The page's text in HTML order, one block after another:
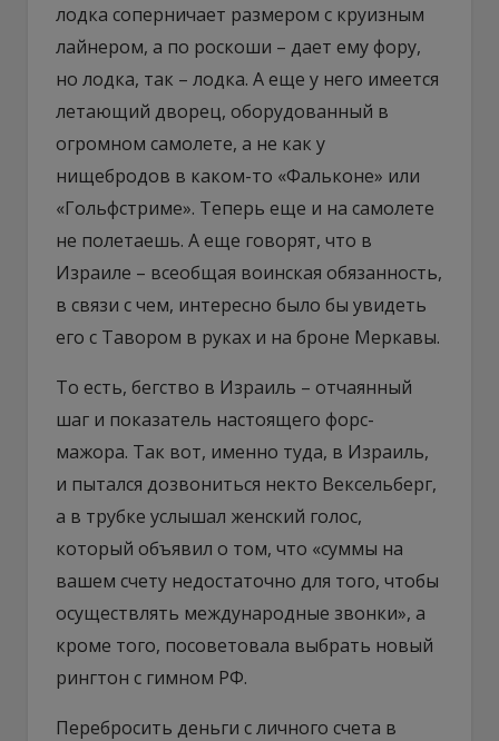
лодка соперничает размером с круизным
лайнером, а по роскоши – дает ему фору,
но лодка, так – лодка. А еще у него имеется
летающий дворец, оборудованный в
огромном самолете, а не как у
нищебродов в каком-то «Фальконе» или
«Гольфстриме». Теперь еще и на самолете
не полетаешь. А еще говорят, что в
Израиле – всеобщая воинская обязанность,
в связи с чем, интересно было бы увидеть
его с Тавором в руках и на броне Меркавы.
То есть, бегство в Израиль – отчаянный
шаг и показатель настоящего форс-
мажора. Так вот, именно туда, в Израиль,
и пытался дозвониться некто Вексельберг,
а в трубке услышал женский голос,
который объявил о том, что «суммы на
вашем счету недостаточно для того, чтобы
осуществлять международные звонки», а
кроме того, посоветовала выбрать новый
рингтон с гимном РФ.
Перебросить деньги с личного счета в